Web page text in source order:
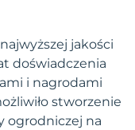
jakości
doświadczenia
i nagrodami
stworzenie
ogrodniczej na